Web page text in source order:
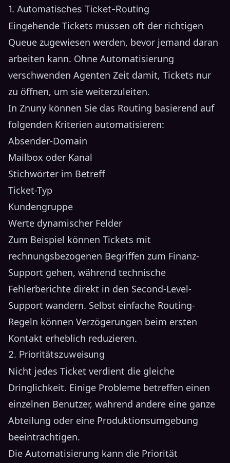
1. Automatisches Ticket-Routing
Eingehende Tickets müssen oft der richtigen
Queue zugewiesen werden, bevor jemand daran
arbeiten kann. Ohne Automatisierung
verschwenden Agenten Zeit damit, Tickets nur
zu öffnen, um sie weiterzuleiten.
In Znuny können Sie das Routing basierend auf
folgenden Kriterien automatisieren:
Absender-Domain
Mailbox oder Kanal
Stichwörter im Betreff
Ticket-Typ
Kundengruppe
Werte dynamischer Felder
Zum Beispiel können Tickets mit
rechnungsbezogenen Begriffen zum Finanz-
Support gehen, während technische
Fehlerberichte direkt in den Second-Level-
Support wandern. Selbst einfache Routing-
Regeln können Verzögerungen beim ersten
Kontakt erheblich reduzieren.
2. Prioritätszuweisung
Nicht jedes Ticket verdient die gleiche
Dringlichkeit. Einige Probleme betreffen einen
einzelnen Benutzer, während andere eine ganze
Abteilung oder eine Produktionsumgebung
beeinträchtigen.
Die Automatisierung kann die Priorität